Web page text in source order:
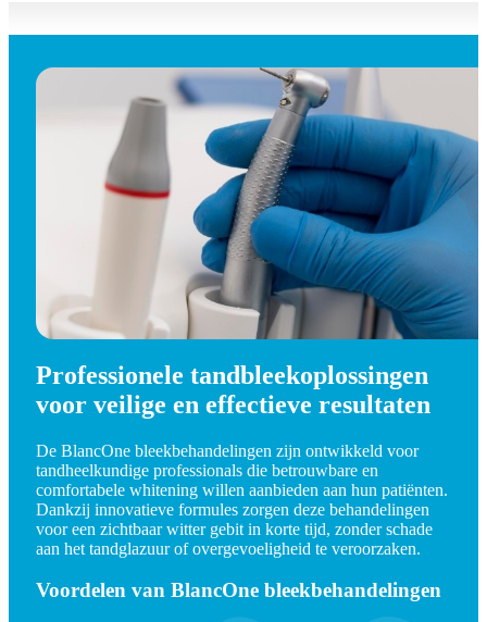
Professionele tandbleekoplossingen
voor veilige en effectieve resultaten
De BlancOne bleekbehandelingen zijn ontwikkeld voor
tandheelkundige professionals die betrouwbare en
comfortabele whitening willen aanbieden aan hun patiënten.
Dankzij innovatieve formules zorgen deze behandelingen
voor een zichtbaar witter gebit in korte tijd, zonder schade
aan het tandglazuur of overgevoeligheid te veroorzaken.
Voordelen van BlancOne bleekbehandelingen